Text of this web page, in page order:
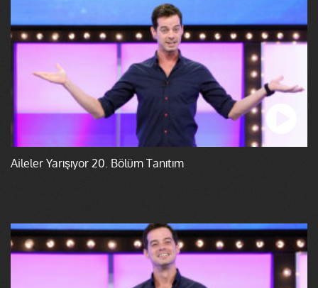
Aileler Yarışıyor 20. Bölüm Tanıtım